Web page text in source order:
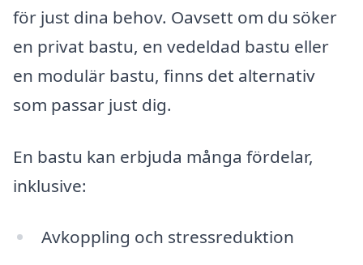
för just dina behov. Oavsett om du söker
en privat bastu, en vedeldad bastu eller
en modulär bastu, finns det alternativ
som passar just dig.
En bastu kan erbjuda många fördelar,
inklusive:
Avkoppling och stressreduktion